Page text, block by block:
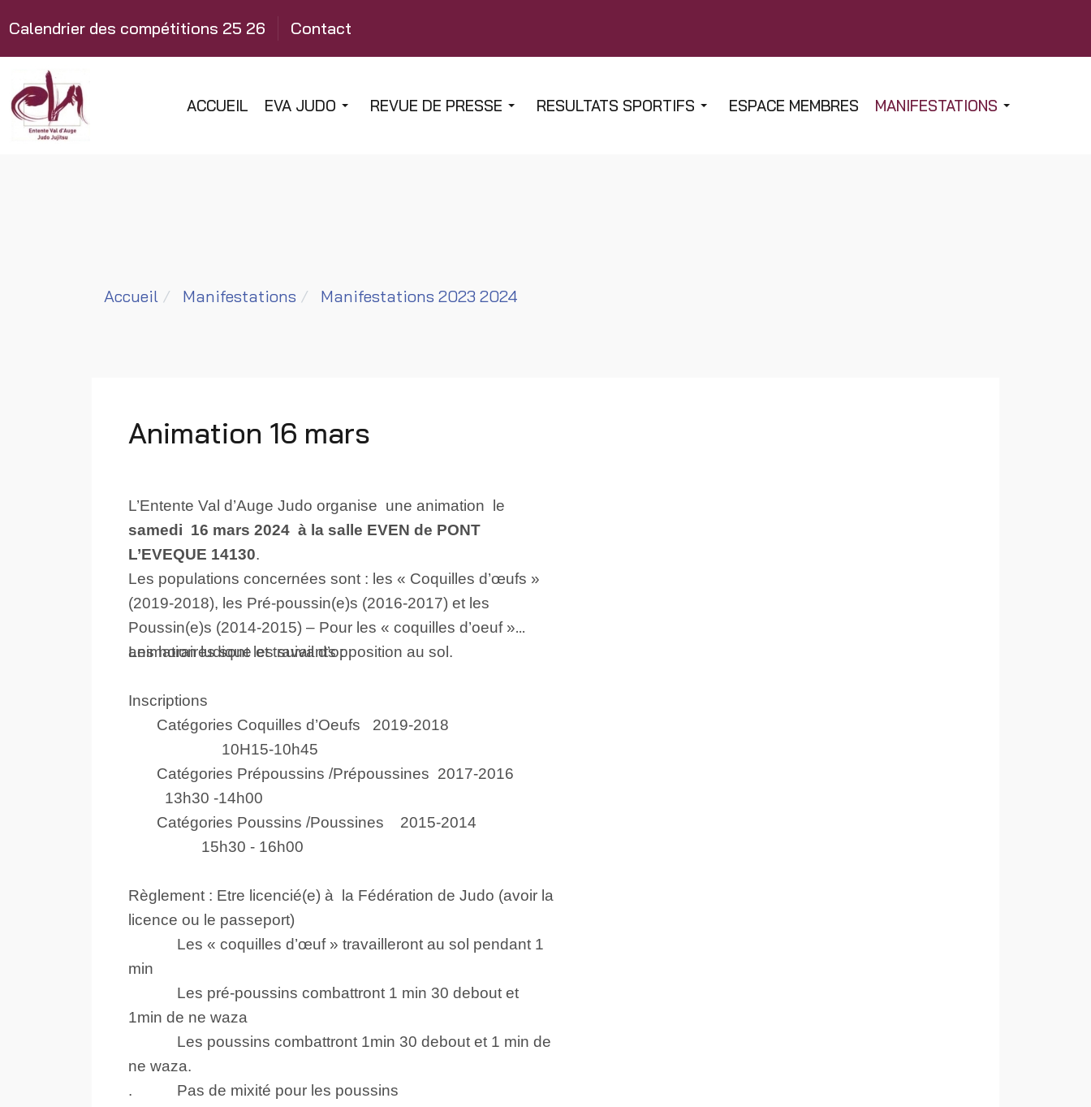
Calendrier des compétitions 25 26 Contact
ACCUEIL EVA JUDO REVUE DE PRESSE RESULTATS SPORTIFS ESPACE MEMBRES MANIFESTATIONS
Accueil Manifestations Manifestations 2023 2024
Animation 16 mars
L’Entente Val d’Auge Judo organise une animation le
samedi 16 mars 2024 à la salle EVEN de PONT
L’EVEQUE 14130.
Les populations concernées sont : les « Coquilles d’œufs »
(2019-2018), les Pré-poussin(e)s (2016-2017) et les
Poussin(e)s (2014-2015) – Pour les « coquilles d’oeuf »
animation ludique et travail d’opposition au sol.
Les horaires sont les suivants :
Inscriptions
Catégories Coquilles d’Oeufs 2019-2018
10H15-10h45
Catégories Prépoussins /Prépoussines 2017-2016
13h30 -14h00
Catégories Poussins /Poussines 2015-2014
15h30 - 16h00
Règlement : Etre licencié(e) à la Fédération de Judo (avoir la
licence ou le passeport)
Les « coquilles d’œuf » travailleront au sol pendant 1
min
Les pré-poussins combattront 1 min 30 debout et
1min de ne waza
Les poussins combattront 1min 30 debout et 1 min de
ne waza.
. Pas de mixité pour les poussins